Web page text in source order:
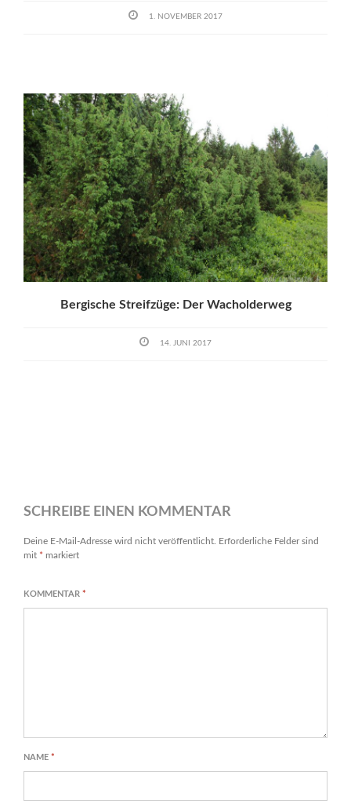
1. NOVEMBER 2017
Bergische Streifzüge: Der Wacholderweg
14. JUNI 2017
SCHREIBE EINEN KOMMENTAR
Deine E-Mail-Adresse wird nicht veröffentlicht.
Erforderliche Felder sind
mit * markiert
KOMMENTAR *
NAME *